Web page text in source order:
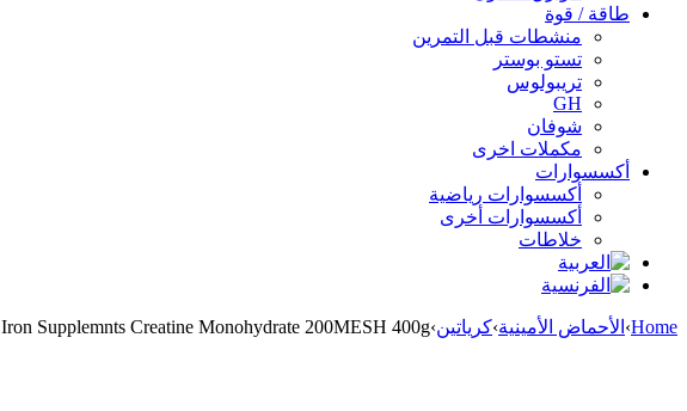
طاقة / قوة
منشطات قبل التمرين
تستو بوستر
تريبولوس
GH
شوفان
مكملات اخرى
أكسسوارات
أكسسوارات رياضية
أكسسوارات أخرى
خلاطات
Home
› الأحماض الأمينية›كرياتين›
Iron Supplemnts Creatine Monohydrate 200MESH 400g